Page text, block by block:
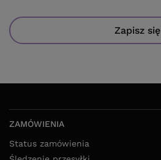
Zapisz się
ZAMÓWIENIA
Status zamówienia